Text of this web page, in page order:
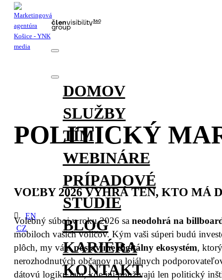
EN
CZ
DOMOV
SLUŽBY
TÍM
WEBINÁRE
PRÍPADOVÉ
ŠTÚDIE
BLOG
KARIÉRA
KONTAKT
POLITICKÝ
VOĽBY 2026 VYHRÁ TEN, KTO MÁ
Volebný súboj v roku 2026 sa neodohrá na
mobiloch vašich voličov. Kým vaši súperi budú
plôch, my vámpostavíme digitálny ekosystém,
nerozhodnutých občanov na lojálnych
dátovú logiku tam, kde iní používajú len politický